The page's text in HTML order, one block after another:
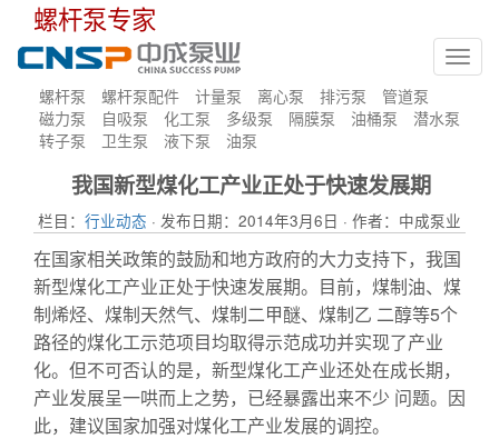
螺杆泵专家
螺杆泵 螺杆泵配件 计量泵 离心泵 排污泵
管道泵
磁力泵
自吸泵 化工泵 多级泵 隔膜泵 油桶泵
潜水泵
转子泵
卫生泵 液下泵 油泵
我国新型煤化工产业正处于快速发展期
栏目： 行业动态 · 发布日期：2014年3月6日 · 作者：中成泵业
在国家相关政策的鼓励和地方政府的大力支持下，我国
新型煤化工产业正处于快速发展期。目前，煤制油、煤
制烯烃、煤制天然气、煤制二甲醚、煤制乙 二醇等5个
路径的煤化工示范项目均取得示范成功并实现了产业
化。但不可否认的是，新型煤化工产业还处在成长期，
产业发展呈一哄而上之势，已经暴露出来不少 问题。因
此，建议国家加强对煤化工产业发展的调控。